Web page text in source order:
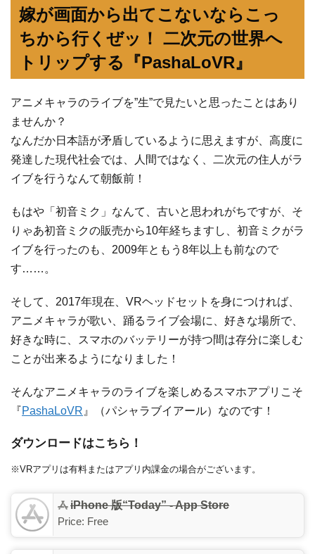
嫁が画面から出てこないならこっ
ちから行くぜッ！ 二次元の世界へ
トリップする『PashaLoVR』
アニメキャラのライブを”生”で見たいと思ったことはあり
ませんか？
なんだか日本語が矛盾しているように思えますが、高度に
発達した現代社会では、人間ではなく、二次元の住人がラ
イブを行うなんて朝飯前！
もはや「初音ミク」なんて、古いと思われがちですが、そ
りゃあ初音ミクの販売から10年経ちますし、初音ミクがラ
イブを行ったのも、2009年ともう8年以上も前なので
す……。
そして、2017年現在、VRヘッドセットを身につければ、
アニメキャラが歌い、踊るライブ会場に、好きな場所で、
好きな時に、スマホのバッテリーが持つ間は存分に楽しむ
ことが出来るようになりました！
そんなアニメキャラのライブを楽しめるスマホアプリこそ
『PashaLoVR 』（パシャラブイアール）なのです！
ダウンロードはこちら！
※VRアプリは有料またはアプリ内課金の場合がございます。
iPhone 版“Today” - App Store
Price: Free